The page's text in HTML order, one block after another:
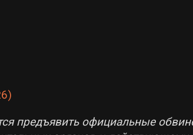
предъявить официальные